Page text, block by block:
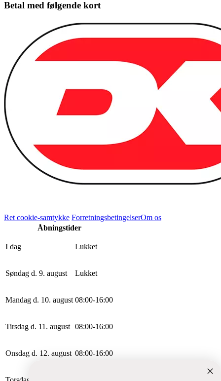
Betal med følgende kort
Ret cookie-samtykke ForretningsbetingelserOm os
Åbningstider
I dag Lukket
Søndag d. 9. august Lukket
Mandag d. 10. august 08:00-16:00
Tirsdag d. 11. august 08:00-16:00
Onsdag d. 12. august 08:00-16:00